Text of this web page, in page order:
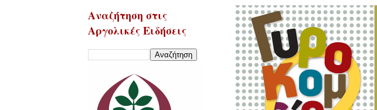
Αναζήτηση στις
Αργολικές Ειδήσεις